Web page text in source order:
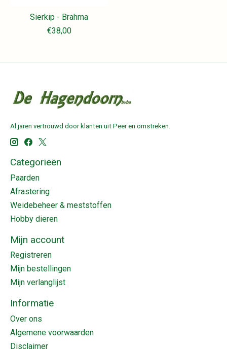
Sierkip - Brahma
€38,00
Al jaren vertrouwd door klanten uit Peer en omstreken.
Categorieën
Paarden
Afrastering
Weidebeheer & meststoffen
Hobby dieren
Mijn account
Registreren
Mijn bestellingen
Mijn verlanglijst
Informatie
Over ons
Algemene voorwaarden
Disclaimer